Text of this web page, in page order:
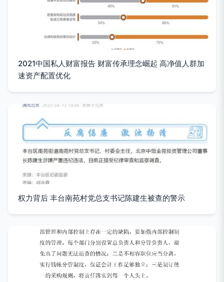
2021中国私人财富报告 财富传承理念崛起 高净值人群加
速资产配置优化
权力背后 丰台南苑村党总支书记陈建生被查的警示